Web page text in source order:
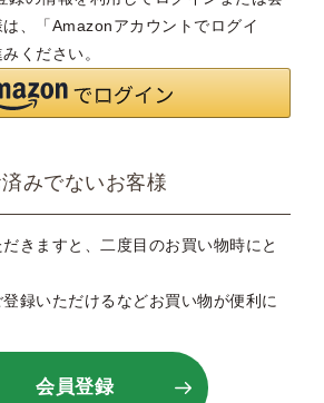
、「Amazonアカウントでログイ
ください。
みでないお客様
きますと、二度目のお買い物時にと
録いただけるなどお買い物が便利に
会員登録